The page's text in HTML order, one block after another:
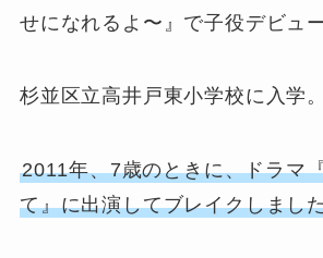
せになれるよ〜』で子役デビュー
杉並区立高井戸東小学校に入学。
2011年、7歳のときに、ドラマ
て』に出演してブレイクしまし